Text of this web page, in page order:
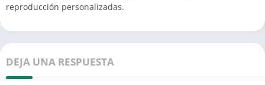
reproducción personalizadas.
DEJA UNA RESPUESTA